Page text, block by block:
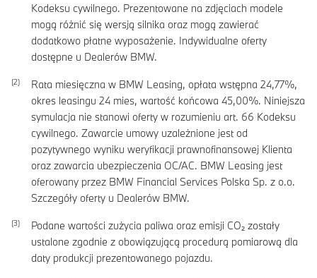
Kodeksu cywilnego. Prezentowane na zdjęciach modele
mogą różnić się wersją silnika oraz mogą zawierać
dodatkowo płatne wyposażenie. Indywidualne oferty
dostępne u Dealerów BMW.
Rata miesięczna w BMW Leasing, opłata wstępna 24,77%,
okres leasingu 24 mies, wartość końcowa 45,00%. Niniejsza
symulacja nie stanowi oferty w rozumieniu art. 66 Kodeksu
cywilnego. Zawarcie umowy uzależnione jest od
pozytywnego wyniku weryfikacji prawnofinansowej Klienta
oraz zawarcia ubezpieczenia OC/AC. BMW Leasing jest
oferowany przez BMW Financial Services Polska Sp. z o.o.
Szczegóły oferty u Dealerów BMW.
Podane wartości zużycia paliwa oraz emisji CO₂ zostały
ustalone zgodnie z obowiązującą procedurą pomiarową dla
daty produkcji prezentowanego pojazdu.